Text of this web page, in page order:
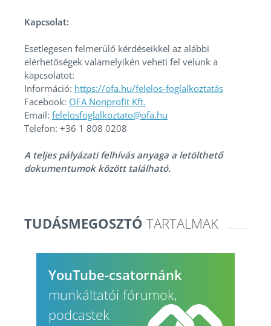
Kapcsolat:
Esetlegesen felmerülő kérdéseikkel az alábbi
elérhetőségek valamelyikén veheti fel velünk a
kapcsolatot:
Információ: https://ofa.hu/felelos-foglalkoztatás
Facebook: OFA Nonprofit Kft.
Email: felelosfoglalkoztato@ofa.hu
Telefon: +36 1 808 0208
A teljes pályázati felhívás anyaga a letölthető
dokumentumok között található.
TUDÁSMEGOSZTÓ TARTALMAK
YouTube-csatornánk
munkáltatói fórumok,
podcastek